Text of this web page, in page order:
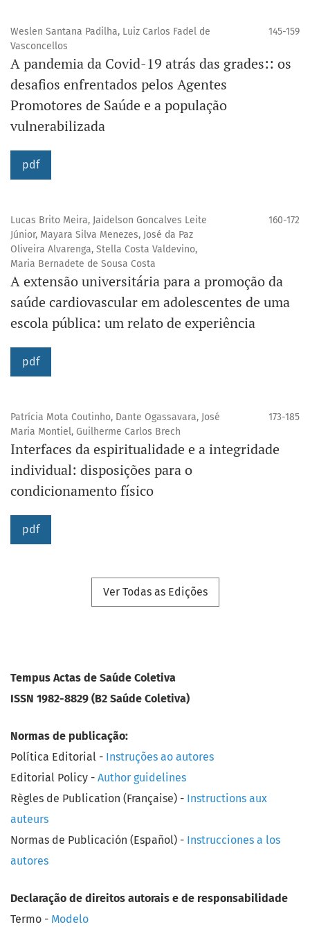
Weslen Santana Padilha, Luiz Carlos Fadel de
Vasconcellos
145-159
A pandemia da Covid-19 atrás das grades:: os
desafios enfrentados pelos Agentes
Promotores de Saúde e a população
vulnerabilizada
pdf
Lucas Brito Meira, Jaidelson Goncalves Leite
Júnior, Mayara Silva Menezes, José da Paz
Oliveira Alvarenga, Stella Costa Valdevino,
Maria Bernadete de Sousa Costa
160-172
A extensão universitária para a promoção da
saúde cardiovascular em adolescentes de uma
escola pública: um relato de experiência
pdf
Patrícia Mota Coutinho, Dante Ogassavara, José
Maria Montiel, Guilherme Carlos Brech
173-185
Interfaces da espiritualidade e a integridade
individual: disposições para o
condicionamento físico
pdf
Ver Todas as Edições
Tempus Actas de Saúde Coletiva
ISSN 1982-8829 (B2 Saúde Coletiva)
Normas de publicação:
Política Editorial - Instruções ao autores
Editorial Policy - Author guidelines
Règles de Publication (Française) - Instructions aux
auteurs
Normas de Publicación (Español) - Instrucciones a los
autores
Declaração de direitos autorais e de responsabilidade
Termo - Modelo